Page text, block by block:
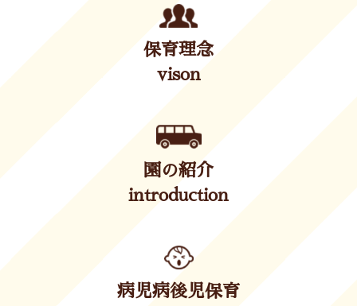
保育理念
vison
園の紹介
introduction
病児病後児保育